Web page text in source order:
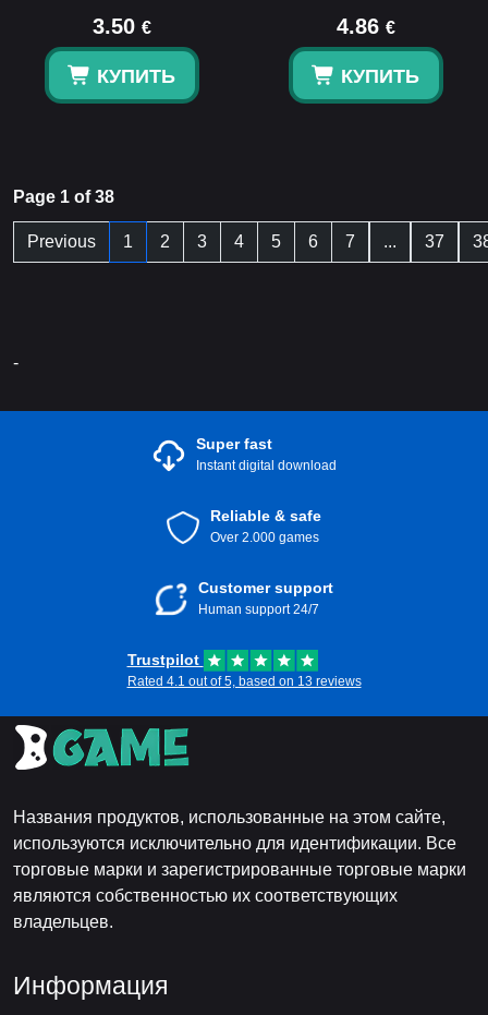
3.50 €
КУПИТЬ
4.86 €
КУПИТЬ
Page 1 of 38
Previous 1 2 3 4 5 6 7 ... 37
-
Super fast
Instant digital download
Reliable & safe
Over 2.000 games
Customer support
Human support 24/7
Trustpilot
Rated 4.1 out of 5, based on 13 reviews
Названия продуктов, использованные на этом сайте,
используются исключительно для идентификации. Все
торговые марки и зарегистрированные торговые марки
являются собственностью их соответствующих
владельцев.
Информация